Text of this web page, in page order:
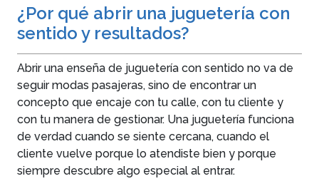
¿Por qué abrir una juguetería con
sentido y resultados?
Abrir una enseña de juguetería con sentido no va de
seguir modas pasajeras, sino de encontrar un
concepto que encaje con tu calle, con tu cliente y
con tu manera de gestionar. Una juguetería funciona
de verdad cuando se siente cercana, cuando el
cliente vuelve porque lo atendiste bien y porque
siempre descubre algo especial al entrar.